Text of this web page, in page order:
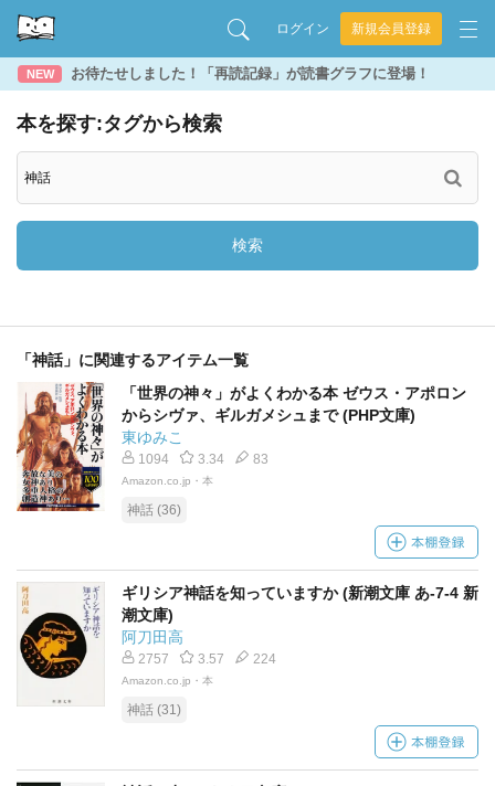
ログイン 新規会員登録
NEW お待たせしました！「再読記録」が読書グラフに登場！
本を探す:タグから検索
検索
「神話」に関連するアイテム一覧
「世界の神々」がよくわかる本 ゼウス・アポロン
からシヴァ、ギルガメシュまで (PHP文庫)
東ゆみこ
1094 3.34 83
Amazon.co.jp・本
神話 (36)
ギリシア神話を知っていますか (新潮文庫 あ-7-4 新
潮文庫)
阿刀田高
2757 3.57 224
Amazon.co.jp・本
神話 (31)